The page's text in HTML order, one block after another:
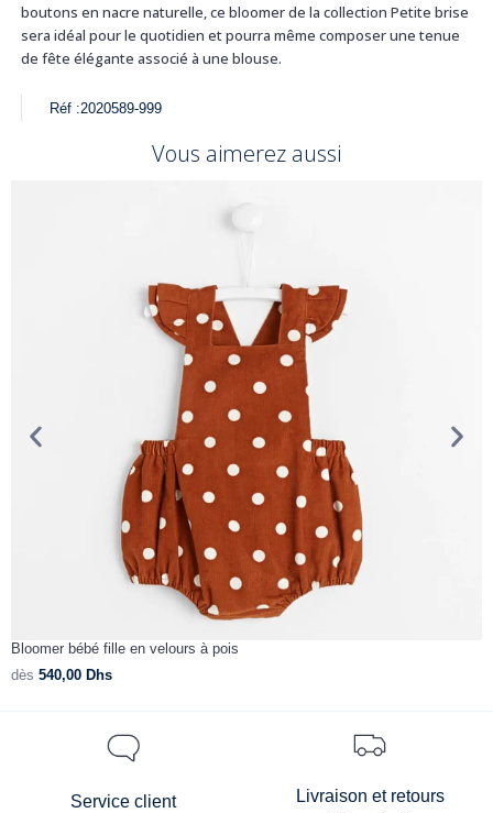
boutons en nacre naturelle, ce bloomer de la collection Petite brise
sera idéal pour le quotidien et pourra même composer une tenue
de fête élégante associé à une blouse.
Réf :2020589-999
Vous aimerez aussi
Bloomer bébé fille en velours à pois
dès 540,00 Dhs
Service client Livraison et retours